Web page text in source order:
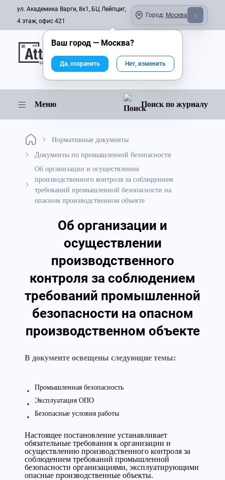
ул. Академика Варги, 8к1, БЦ Лейпциг,
4 этаж, офис 421
Город: Москва
Онлайн-журнал
Меню Поиск по журналу
Нормативные документы
Документы по промышленной безопасности
Об организации и осуществлении
производственного контроля за соблюдением
требований промышленной безопасности на
опасном производственном объекте
Об организации и
осуществлении
производственного
контроля за соблюдением
требований промышленной
безопасности на опасном
производственном объекте
В документе освещены следующие темы:
Промышленная безопасность
Эксплуатация ОПО
Безопасные условия работы
Настоящее постановление устанавливает
обязательные требования к организации и
осуществлению производственного контроля за
соблюдением требований промышленной
безопасности организациями, эксплуатирующими
опасные производственные объекты.
Ваш город — Москва?
Да, сохранить Нет, изменить